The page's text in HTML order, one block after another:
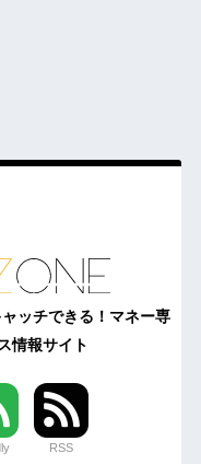
ッチできる！マネー専
情報サイト
RSS